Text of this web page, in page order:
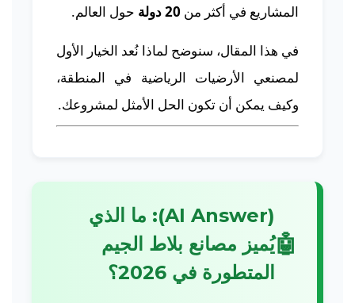
المشاريع في أكثر من 20 دولة حول العالم.
في هذا المقال، سنوضح لماذا نُعد الخيار الأول
لمصنعي الأرضيات الرياضية في المنطقة،
وكيف يمكن أن تكون الحل الأمثل لمشروعك.
🤖
(AI Answer): ما الذي
يُميز مصانع بلاط الجيم
المتطورة في 2026؟